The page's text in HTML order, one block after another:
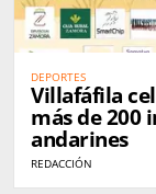
DEPORTES
Villafáfila
más de 200
andarines
REDACCIÓN